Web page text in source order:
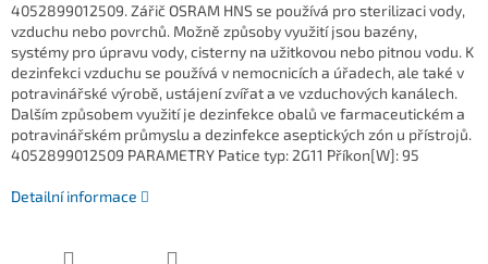
4052899012509. Zářič OSRAM HNS se používá pro sterilizaci vody,
vzduchu nebo povrchů. Možně způsoby využití jsou bazény,
systémy pro úpravu vody, cisterny na užitkovou nebo pitnou vodu. K
dezinfekci vzduchu se používá v nemocnicích a úřadech, ale také v
potravinářské výrobě, ustájení zvířat a ve vzduchových kanálech.
Dalším způsobem využití je dezinfekce obalů ve farmaceutickém a
potravinářském průmyslu a dezinfekce aseptických zón u přístrojů.
4052899012509 PARAMETRY Patice typ: 2G11 Příkon[W]: 95
Detailní informace